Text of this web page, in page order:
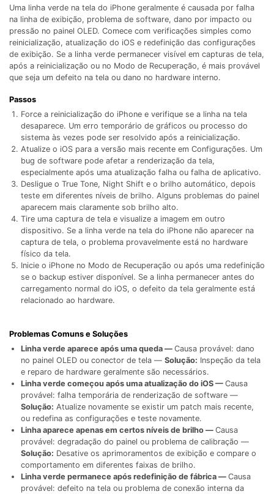
Ver Todos Os Aplicativos
Gerenciador de dados
Reparar Celular
Proteção do celular
Uma linha verde na tela do iPhone geralmente é causada por falha
na linha de exibição, problema de software, dano por impacto ou
pressão no painel OLED. Comece com verificações simples como
reinicialização, atualização do iOS e redefinição das configurações
de exibição. Se a linha verde permanecer visível em capturas de tela,
após a reinicialização ou no Modo de Recuperação, é mais provável
que seja um defeito na tela ou dano no hardware interno.
Passos
Force a reinicialização do iPhone e verifique se a linha na tela
desaparece. Um erro temporário de gráficos ou processo do
sistema às vezes pode ser resolvido após a reinicialização.
Atualize o iOS para a versão mais recente em Configurações. Um
bug de software pode afetar a renderização da tela,
especialmente após uma atualização falha ou falha de aplicativo.
Desligue o True Tone, Night Shift e o brilho automático, depois
teste em diferentes níveis de brilho. Alguns problemas do painel
aparecem mais claramente sob brilho alto.
Tire uma captura de tela e visualize a imagem em outro
dispositivo. Se a linha verde na tela do iPhone não aparecer na
captura de tela, o problema provavelmente está no hardware
físico da tela.
Inicie o iPhone no Modo de Recuperação ou após uma redefinição
se o backup estiver disponível. Se a linha permanecer antes do
carregamento normal do iOS, o defeito da tela geralmente está
relacionado ao hardware.
Problemas Comuns e Soluções
Linha verde aparece após uma queda — Causa provável: dano
no painel OLED ou conector de tela — Solução: Inspeção da tela
e reparo de hardware geralmente são necessários.
Linha verde começou após uma atualização do iOS — Causa
provável: falha temporária de renderização de software —
Solução: Atualize novamente se existir um patch mais recente,
ou redefina as configurações e teste novamente.
Linha aparece apenas em certos níveis de brilho — Causa
provável: degradação do painel ou problema de calibração —
Solução: Desative os aprimoramentos de exibição e compare o
comportamento em diferentes faixas de brilho.
Linha verde permanece após redefinição de fábrica — Causa
provável: defeito na tela ou problema de conexão interna da